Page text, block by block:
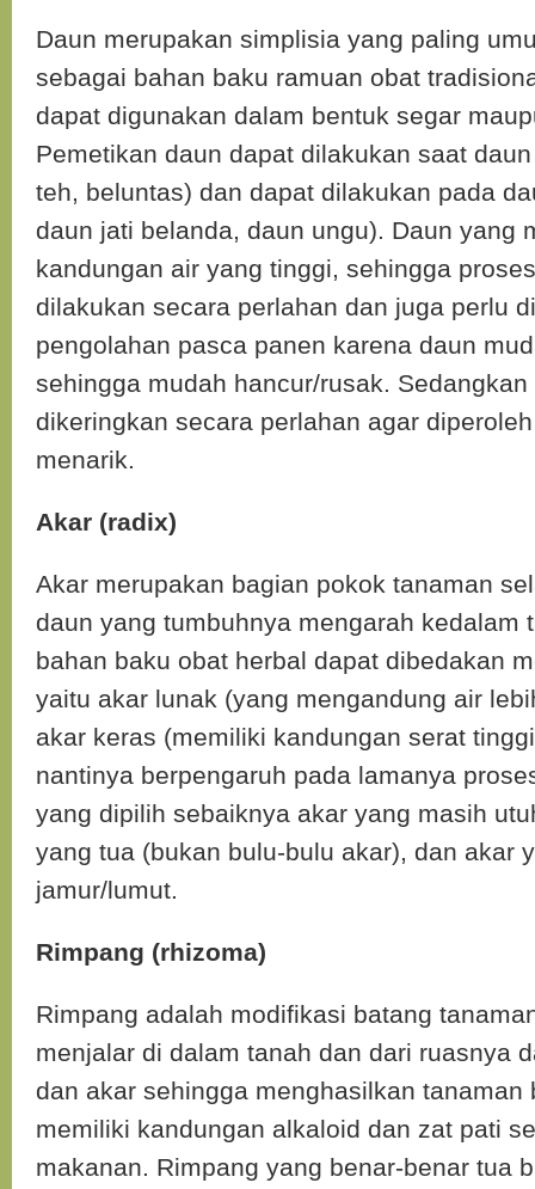
Daun merupakan simplisia yang paling
sebagai bahan baku ramuan obat
dapat digunakan dalam bentuk segar
Pemetikan daun dapat dilakukan saat
teh, beluntas) dan dapat dilakukan pada
daun jati belanda, daun ungu). Daun yang
kandungan air yang tinggi, sehingga
dilakukan secara perlahan dan juga perlu
pengolahan pasca panen karena daun
sehingga mudah hancur/rusak.
dikeringkan secara perlahan agar
menarik.
Akar (radix)
Akar merupakan bagian pokok tanaman
daun yang tumbuhnya mengarah kedalam
bahan baku obat herbal dapat dibedakan
yaitu akar lunak (yang mengandung air
akar keras (memiliki kandungan serat
nantinya berpengaruh pada lamanya
yang dipilih sebaiknya akar yang masih
yang tua (bukan bulu-bulu akar), dan akar
jamur/lumut.
Rimpang (rhizoma)
Rimpang adalah modifikasi batang
menjalar di dalam tanah dan dari ruasnya
dan akar sehingga menghasilkan tanaman
memiliki kandungan alkaloid dan zat pati
makanan. Rimpang yang benar-benar tua